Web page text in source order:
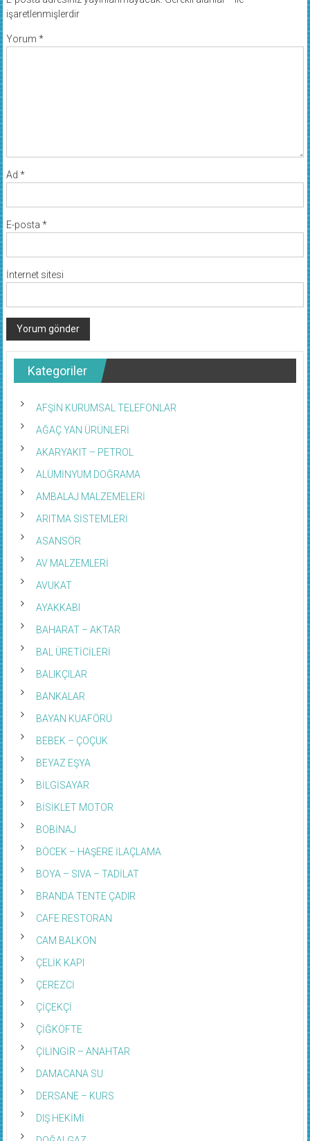
işaretlenmişlerdir
Yorum *
Ad *
E-posta *
İnternet sitesi
Kategoriler
AFŞİN KURUMSAL TELEFONLAR
AĞAÇ YAN ÜRÜNLERİ
AKARYAKIT – PETROL
ALÜMİNYUM DOĞRAMA
AMBALAJ MALZEMELERİ
ARITMA SİSTEMLERİ
ASANSÖR
AV MALZEMLERİ
AVUKAT
AYAKKABI
BAHARAT – AKTAR
BAL ÜRETİCİLERİ
BALIKÇILAR
BANKALAR
BAYAN KUAFÖRÜ
BEBEK – ÇOÇUK
BEYAZ EŞYA
BİLGİSAYAR
BİSİKLET MOTOR
BOBİNAJ
BÖCEK – HAŞERE İLAÇLAMA
BOYA – SIVA – TADİLAT
BRANDA TENTE ÇADIR
CAFE RESTORAN
CAM BALKON
ÇELİK KAPI
ÇEREZCİ
ÇİÇEKÇİ
ÇİĞKÖFTE
ÇİLİNGİR – ANAHTAR
DAMACANA SU
DERSANE – KURS
DIŞ HEKİMİ